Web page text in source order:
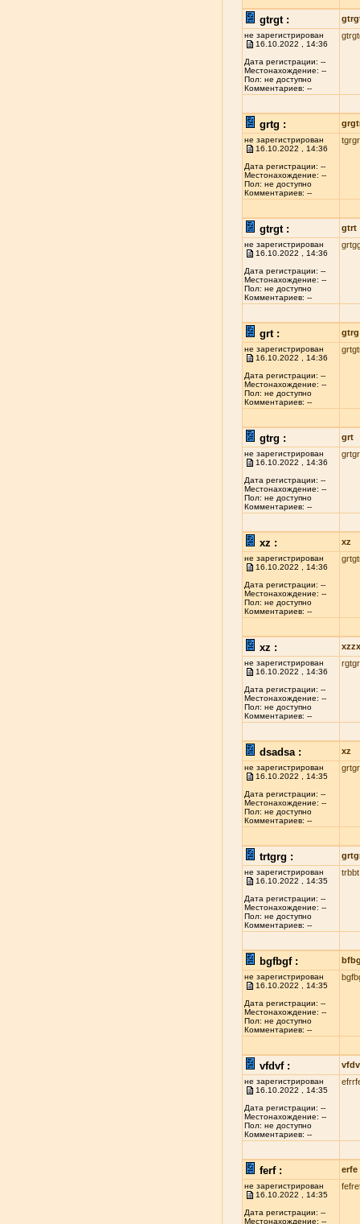
gtrgt :
не зарегистрирован
16.10.2022 , 14:36
Дата регистрации: --
Местонахождение: --
Пол: не доступно
Комментариев: --
grtg :
не зарегистрирован
16.10.2022 , 14:36
Дата регистрации: --
Местонахождение: --
Пол: не доступно
Комментариев: --
tgrgr
gtrgt : gtrt
не зарегистрирован
16.10.2022 , 14:36
Дата регистрации: --
Местонахождение: --
Пол: не доступно
Комментариев: --
grt : gtrg
не зарегистрирован
16.10.2022 , 14:36
Дата регистрации: --
Местонахождение: --
Пол: не доступно
Комментариев: --
gtrg : grt
не зарегистрирован
16.10.2022 , 14:36
Дата регистрации: --
Местонахождение: --
Пол: не доступно
Комментариев: --
xz : xz
не зарегистрирован
16.10.2022 , 14:36
Дата регистрации: --
Местонахождение: --
Пол: не доступно
Комментариев: --
xz : xzzx
не зарегистрирован
16.10.2022 , 14:36
Дата регистрации: --
Местонахождение: --
Пол: не доступно
Комментариев: --
dsadsa : xz
не зарегистрирован
16.10.2022 , 14:35
Дата регистрации: --
Местонахождение: --
Пол: не доступно
Комментариев: --
trtgrg :
не зарегистрирован
16.10.2022 , 14:35
Дата регистрации: --
Местонахождение: --
Пол: не доступно
Комментариев: --
trbbt
bgfbgf :
не зарегистрирован
16.10.2022 , 14:35
Дата регистрации: --
Местонахождение: --
Пол: не доступно
Комментариев: --
vfdvf : vfdv
не зарегистрирован
16.10.2022 , 14:35
Дата регистрации: --
Местонахождение: --
Пол: не доступно
Комментариев: --
ferf : erfe
не зарегистрирован
16.10.2022 , 14:35
Дата регистрации: --
Местонахождение: --